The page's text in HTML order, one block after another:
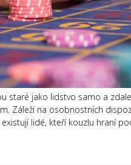
staré jako lidstvo samo a
Záleží na osobnostních
lidé, kteří kouzlu hraní